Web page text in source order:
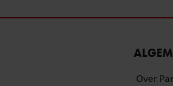
Over